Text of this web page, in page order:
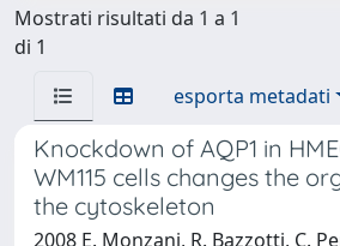
Mostrati risultati da 1 a 1
di 1
esporta metadati
Knockdown of AQP1 in
WM115 cells changes the
the cytoskeleton
2008 E. Monzani, R. Bazzotti, C.